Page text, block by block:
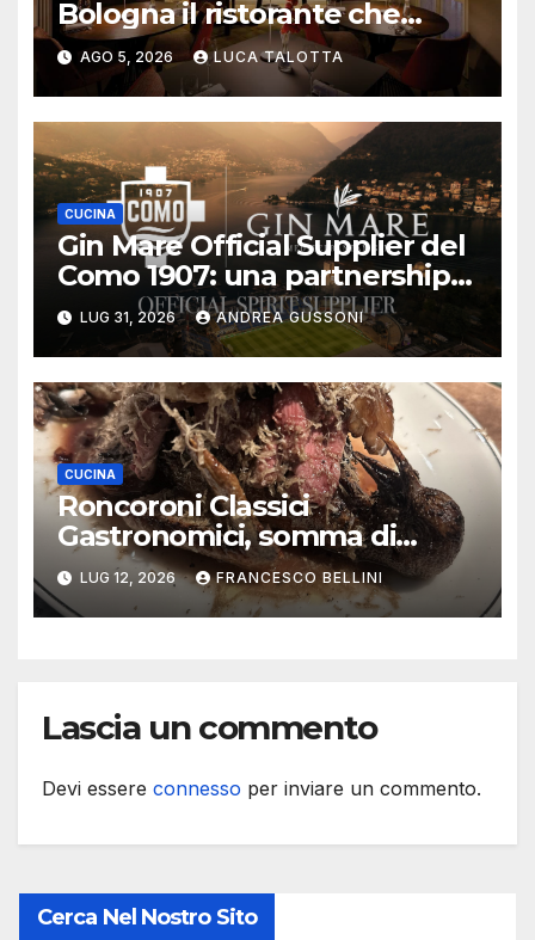
Bologna il ristorante che
trasforma l’ospitalità in
un’esperienza di casa
AGO 5, 2026 LUCA TALOTTA
CUCINA
Gin Mare Official Supplier del
Como 1907: una partnership
all’insegna di sport, lifestyle e
hospitality
LUG 31, 2026 ANDREA GUSSONI
CUCINA
Roncoroni Classici
Gastronomici, somma di
memorie
LUG 12, 2026 FRANCESCO BELLINI
Lascia un commento
Devi essere connesso per inviare un commento.
Cerca Nel Nostro Sito